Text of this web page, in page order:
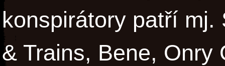
konspirátory patří
& Trains, Bene, Onry